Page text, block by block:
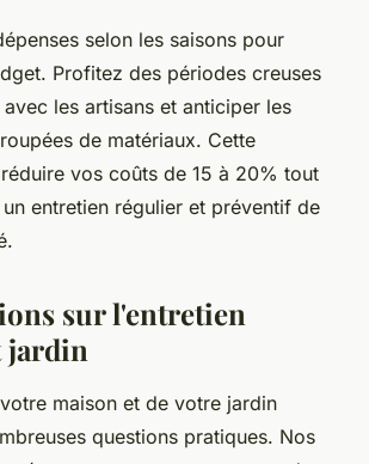
selon les saisons pour
Profitez des périodes creuses
les artisans et anticiper les
de matériaux. Cette
vos coûts de 15 à 20% tout
entretien régulier et préventif de
sur l'entretien
jardin
maison et de votre jardin
questions pratiques. Nos